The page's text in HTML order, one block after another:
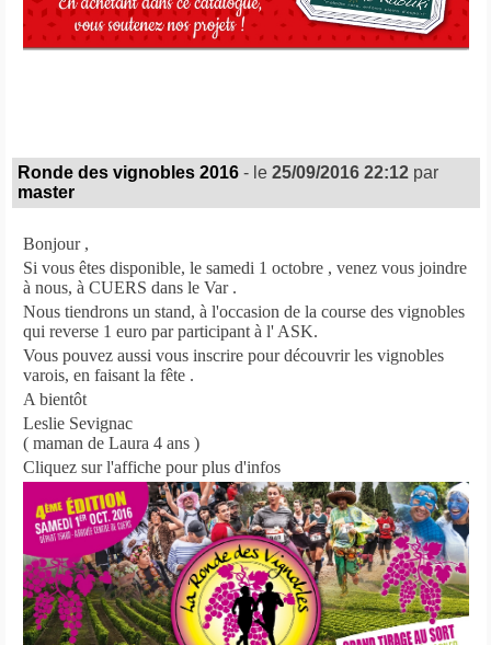
Ronde des vignobles 2016 - le 25/09/2016 22:12par
master
Bonjour ,
Si vous êtes disponible, le samedi 1 octobre , venez vous joindre
à nous, à CUERS dans le Var .
Nous tiendrons un stand, à l'occasion de la course des vignobles
qui reverse 1 euro par participant à l' ASK.
Vous pouvez aussi vous inscrire pour découvrir les vignobles
varois, en faisant la fête .
A bientôt
Leslie Sevignac
( maman de Laura 4 ans )
Cliquez sur l'affiche pour plus d'infos